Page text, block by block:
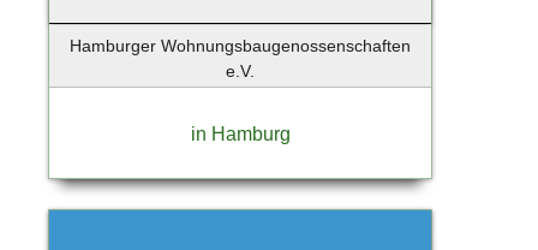
Hamburger Wohnungsbaugenossenschaften
e.V.
in Hamburg